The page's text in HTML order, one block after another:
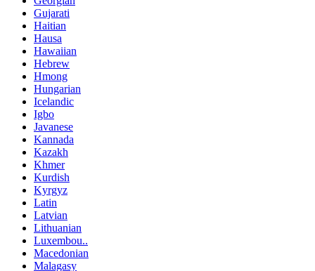
Gujarati
Haitian
Hausa
Hawaiian
Hebrew
Hmong
Hungarian
Icelandic
Igbo
Javanese
Kannada
Kazakh
Khmer
Kurdish
Kyrgyz
Latin
Latvian
Lithuanian
Luxembou..
Macedonian
Malagasy